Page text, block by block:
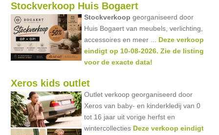
Stockverkoop Huis Bogaert
Stockverkoop georganiseerd door
Huis Bogaert van meubels, verlichting,
accessoires en meer ... Deze verkoop
eindigt op 10-08-2026. Zie de listing
voor de exacte data!
Xeros kids outlet
Outlet verkoop georganiseerd door
Xeros van baby- en kinderkledij van 0
tot 16 jaar uit vorige herfst en
wintercollecties Deze verkoop eindigt